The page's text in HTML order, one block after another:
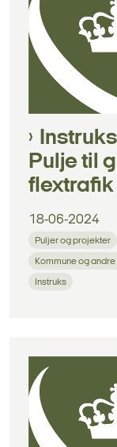
Pulje til
flextrafik
18-06-2024
Puljer og projekter
Kommune og
Instruks